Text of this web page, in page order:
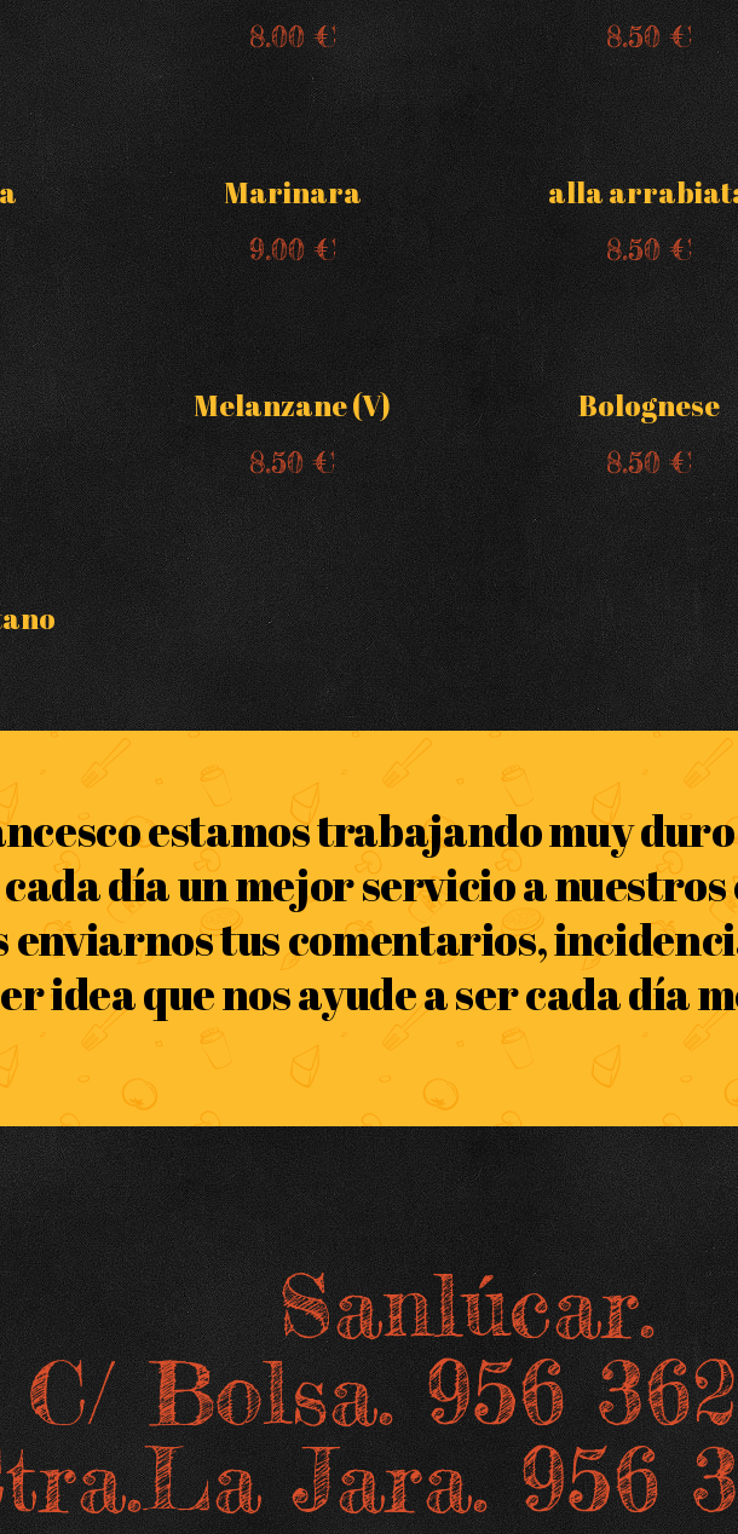
8.00 € 8.50 €
Marinara
9.00 €
alla
8.50 €
Melanzane (V)
8.50 €
Bolognese
8.50 €
estamos trabajando muy
día un mejor servicio a
enviarnos tus comentarios,
idea que nos ayude a ser cada día
Sanlúcar.
C/ Bolsa. 956
Jara. 956